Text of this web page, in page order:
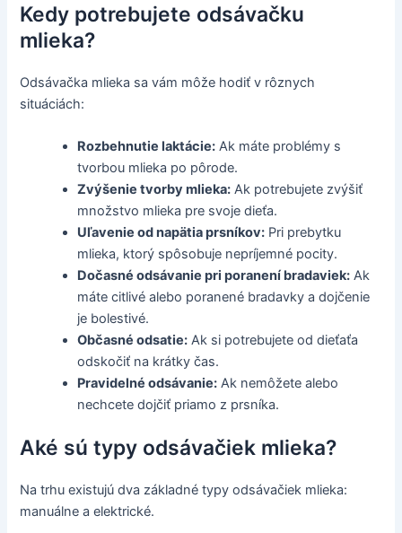
Kedy potrebujete odsávačku
mlieka?
Odsávačka mlieka sa vám môže hodiť v rôznych
situáciách:
Rozbehnutie laktácie: Ak máte problémy s
tvorbou mlieka po pôrode.
Zvýšenie tvorby mlieka: Ak potrebujete zvýšiť
množstvo mlieka pre svoje dieťa.
Uľavenie od napätia prsníkov: Pri prebytku
mlieka, ktorý spôsobuje nepríjemné pocity.
Dočasné odsávanie pri poranení bradaviek: Ak
máte citlivé alebo poranené bradavky a dojčenie
je bolestivé.
Občasné odsatie: Ak si potrebujete od dieťaťa
odskočiť na krátky čas.
Pravidelné odsávanie: Ak nemôžete alebo
nechcete dojčiť priamo z prsníka.
Aké sú typy odsávačiek mlieka?
Na trhu existujú dva základné typy odsávačiek mlieka:
manuálne a elektrické.